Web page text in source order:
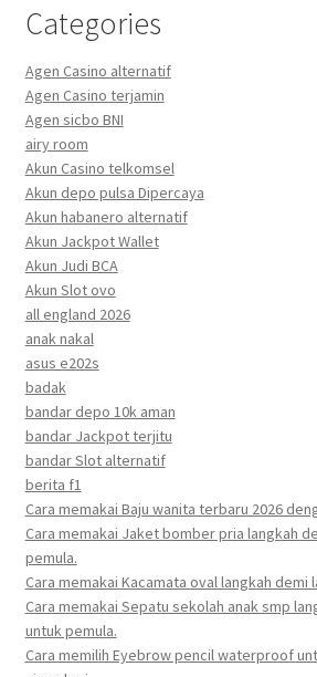
Categories
Agen Casino alternatif
Agen Casino terjamin
Agen sicbo BNI
airy room
Akun Casino telkomsel
Akun depo pulsa Dipercaya
Akun habanero alternatif
Akun Jackpot Wallet
Akun Judi BCA
Akun Slot ovo
all england 2026
anak nakal
asus e202s
badak
bandar depo 10k aman
bandar Jackpot terjitu
bandar Slot alternatif
berita f1
Cara memakai Baju wanita terbaru 2026
Cara memakai Jaket bomber pria langkah
pemula.
Cara memakai Kacamata oval langkah demi
Cara memakai Sepatu sekolah anak smp
untuk pemula.
Cara memilih Eyebrow pencil waterproof